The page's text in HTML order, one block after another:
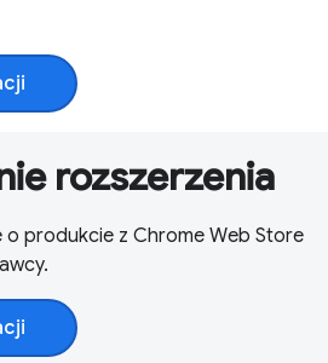
rozszerzenia
o produkcie z Chrome Web Store